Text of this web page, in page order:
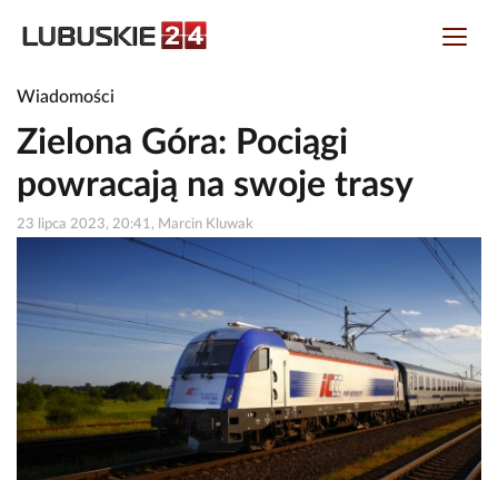
Wiadomości
Zielona Góra: Pociągi
powracają na swoje trasy
23 lipca 2023, 20:41, Marcin Kluwak